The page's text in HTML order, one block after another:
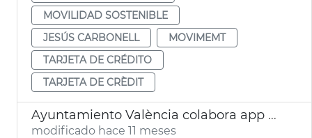
MOVILIDAD SOSTENIBLE
JESÚS CARBONELL
MOVIMEMT
TARJETA DE CRÉDITO
TARJETA DE CRÈDIT
Ayuntamiento València colabora app Waze seguridad vial colegios
modificado hace 11 meses